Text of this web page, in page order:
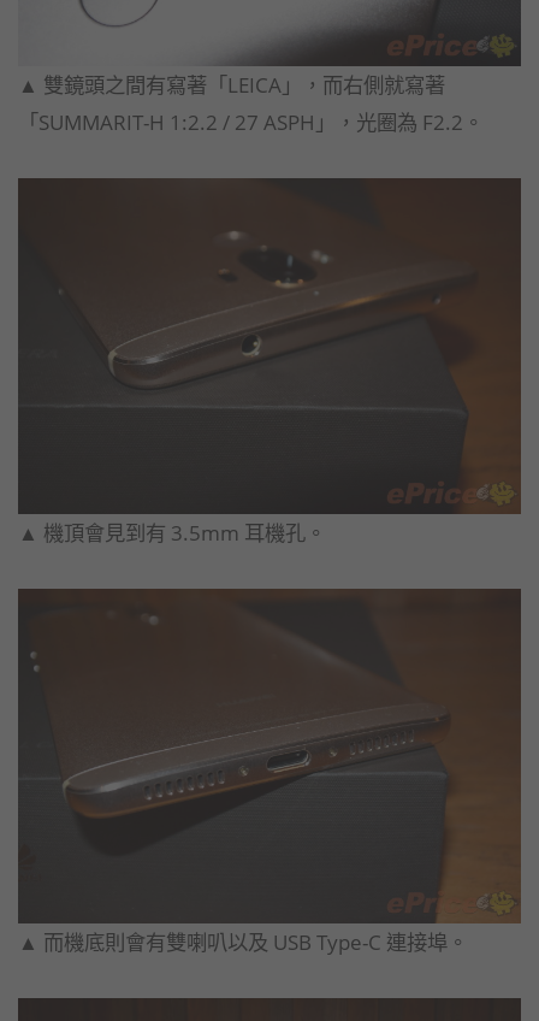
▲ 雙鏡頭之間有寫著「LEICA」，而右側就寫著
「SUMMARIT-H 1:2.2 / 27 ASPH」，光圈為 F2.2。
▲ 機頂會見到有 3.5mm 耳機孔。
▲ 而機底則會有雙喇叭以及 USB Type-C 連接埠。